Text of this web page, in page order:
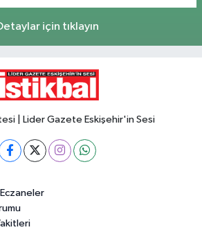
için tıklayın
| Lider Gazete Eskişehir'in Sesi